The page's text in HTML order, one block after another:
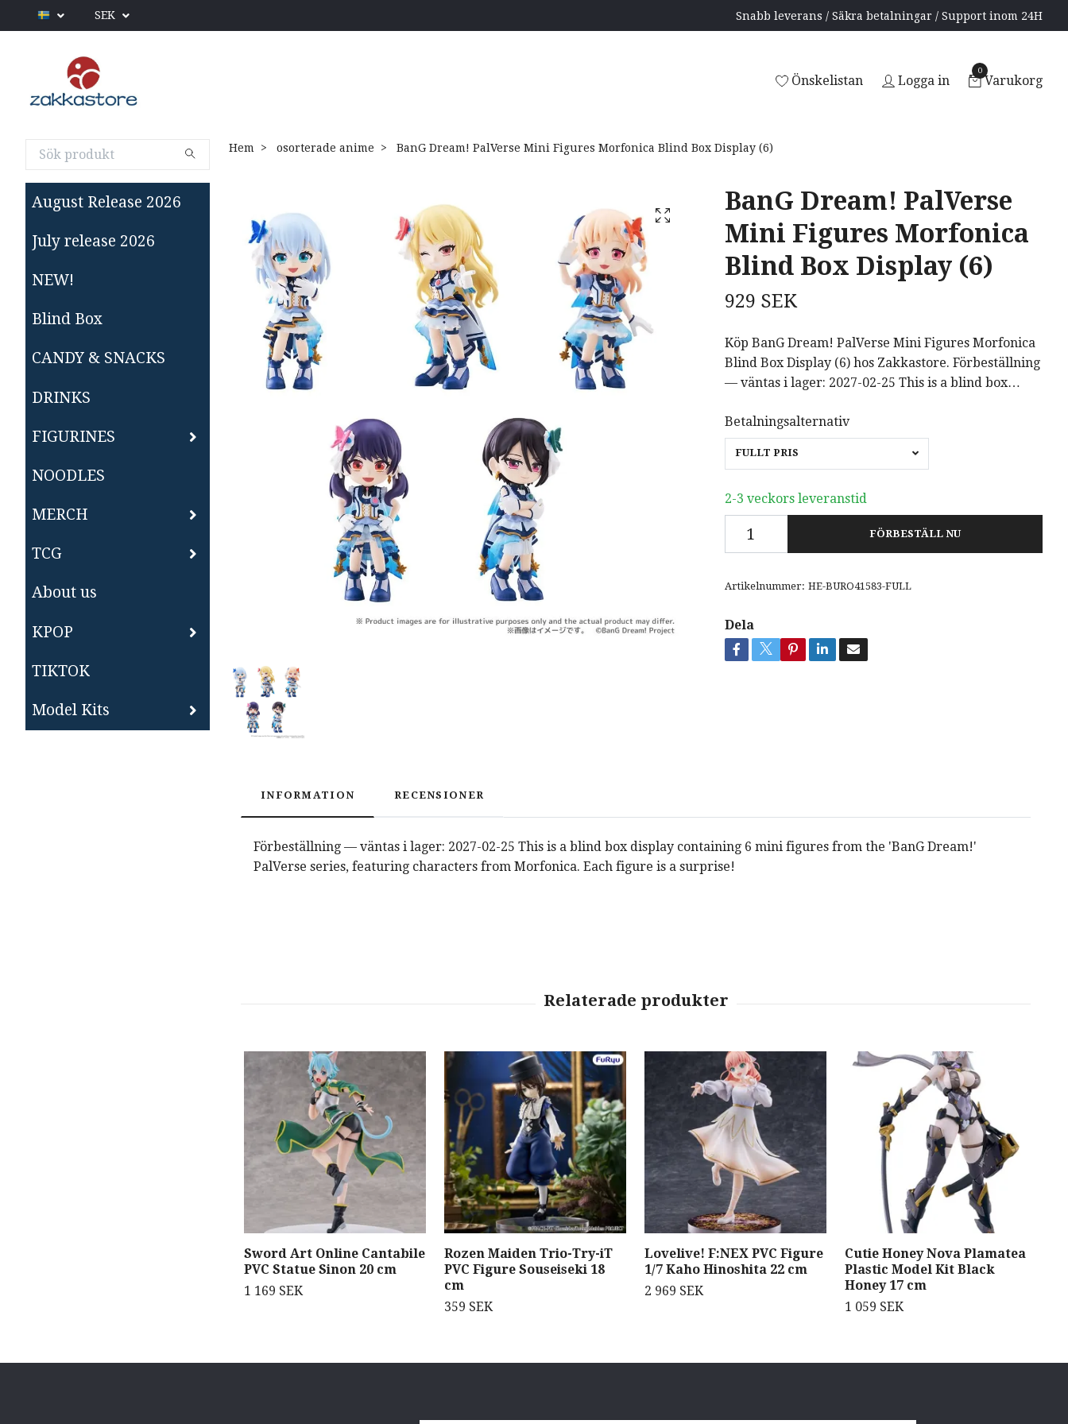
SEK Snabb leverans / Säkra betalningar / Support inom 24H
Önskelistan Logga in
0
Varukorg
August Release 2026
July release 2026
NEW!
Blind Box
CANDY & SNACKS
DRINKS
FIGURINES
NOODLES
MERCH
TCG
About us
KPOP
TIKTOK
Model Kits
Hem osorterade anime BanG Dream! PalVerse Mini Figures Morfonica Blind Box Display (6)
BanG Dream! PalVerse
Mini Figures Morfonica
Blind Box Display (6)
929 SEK
Köp BanG Dream! PalVerse Mini Figures Morfonica
Blind Box Display (6) hos Zakkastore. Förbeställning
— väntas i lager: 2027-02-25 This is a blind box…
Betalningsalternativ
FULLT PRIS
2-3 veckors leveranstid
FÖRBESTÄLL NU
Artikelnummer: HE-BURO41583-FULL
Dela
INFORMATION RECENSIONER
Förbeställning — väntas i lager: 2027-02-25 This is a blind box display containing 6 mini figures from the 'BanG Dream!'
PalVerse series, featuring characters from Morfonica. Each figure is a surprise!
Sword Art Online Cantabile
PVC Statue Sinon 20 cm
1 169 SEK
Rozen Maiden Trio-Try-iT
PVC Figure Souseiseki 18
cm
359 SEK
Lovelive! F:NEX PVC Figure
1/7 Kaho Hinoshita 22 cm
2 969 SEK
Cutie Honey Nova Plamatea
Plastic Model Kit Black
Honey 17 cm
1 059 SEK